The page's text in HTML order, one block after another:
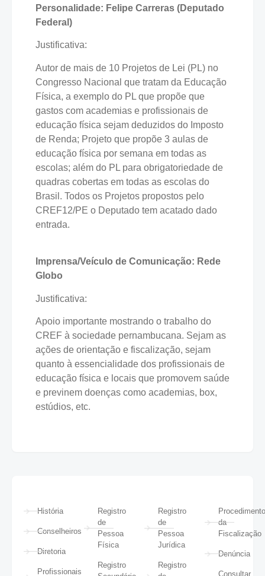
Personalidade: Felipe Carreras (Deputado
Federal)
Justificativa:
Autor de mais de 10 Projetos de Lei (PL) no
Congresso Nacional que tratam da Educação
Física, a exemplo do PL que propõe que
gastos com academias e profissionais de
educação física sejam deduzidos do Imposto
de Renda; Projeto que propõe 3 aulas de
educação física por semana em todas as
escolas; além do PL para obrigatoriedade de
quadras cobertas em todas as escolas do
Brasil. Todos os Projetos propostos pelo
CREF12/PE o Deputado tem acatado dado
entrada.
Imprensa/Veículo de Comunicação: Rede
Globo
Justificativa:
Apoio importante mostrando o trabalho do
CREF à sociedade pernambucana. Sejam as
ações de orientação e fiscalização, sejam
quanto à essencialidade dos profissionais de
educação física e locais que promovem saúde
e previnem doenças como academias, box,
estúdios, etc.
História
Conselheiros
Diretoria
Profissionais
Registro
de
Pessoa
Física
Registro
Registro
de
Pessoa
Jurídica
Registro
da
Fiscalização
Denúncia
Consultar